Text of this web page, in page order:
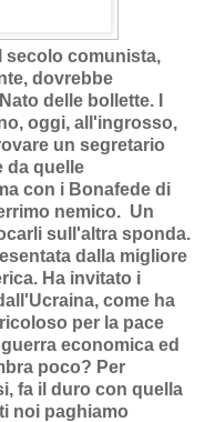
secolo comunista,
dovrebbe
delle bollette. I
oggi, all'ingrosso,
un segretario
da quelle
con i Bonafede di
nemico. Un
sull'altra sponda.
dalla migliore
Ha invitato i
come ha
per la pace
economica ed
poco? Per
fa il duro con quella
noi paghiamo